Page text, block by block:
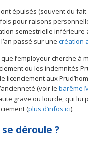
épuisés (souvent du
pour raisons
semestrielle inférieure
passé sur une création
l’employeur cherche à
ou les indemnités
licenciement aux
(voir le barême
grave ou lourde, qui lui
(plus d’infos ici).
déroule ?